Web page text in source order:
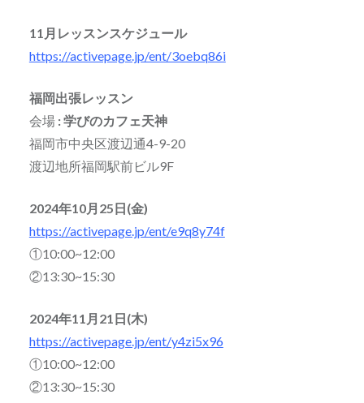
11月レッスンスケジュール
https://activepage.jp/ent/3oebq86i
福岡出張レッスン
会場: 学びのカフェ天神
福岡市中央区渡辺通4-9-20
渡辺地所福岡駅前ビル9F
2024年10月25日(金)
https://activepage.jp/ent/e9q8y74f
①10:00~12:00
②13:30~15:30
2024年11月21日(木)
https://activepage.jp/ent/y4zi5x96
①10:00~12:00
②13:30~15:30